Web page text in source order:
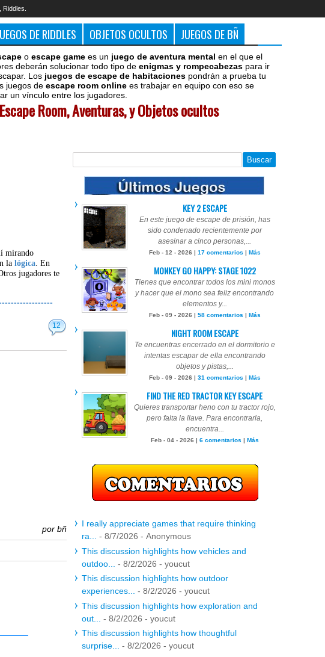
DE RIDDLES OBJETOS OCULTOS JUEGOS DE BÑ
o escape game es un juego de aventura mental en el que el
deberán solucionar todo tipo de enigmas y rompecabezas para ir
Los juegos de escape de habitaciones pondrán a prueba tu
juegos de escape room online es trabajar en equipo con eso se
un vínculo entre los jugadores.
Room, Aventuras, y Objetos ocultos
mirando
lalógica. En
jugadores te
12
por bñ
KEY 2 ESCAPE
En este juego de escape de prisión, has
sido condenado recientemente por
asesinar a cinco personas,...
Feb - 12 - 2026 | 17 comentarios | Más
MONKEY GO HAPPY: STAGE 1022
Tienes que encontrar todos los mini monos
y hacer que el mono sea feliz encontrando
elementos y...
Feb - 09 - 2026 | 58 comentarios | Más
NIGHT ROOM ESCAPE
Te encuentras encerrado en el dormitorio e
intentas escapar de ella encontrando
objetos y pistas,...
Feb - 09 - 2026 | 31 comentarios | Más
FIND THE RED TRACTOR KEY ESCAPE
Quieres transportar heno con tu tractor rojo,
pero falta la llave. Para encontrarla,
encuentra...
Feb - 04 - 2026 | 6 comentarios | Más
I really appreciate games that require thinking
ra...
- 8/7/2026 - Anonymous
This discussion highlights how vehicles and
outdoo...
- 8/2/2026 - youcut
This discussion highlights how outdoor
experiences...
- 8/2/2026 - youcut
This discussion highlights how exploration and
out...
- 8/2/2026 - youcut
This discussion highlights how thoughtful
surprise...
- 8/2/2026 - youcut